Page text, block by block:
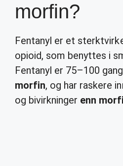
morfin?
Fentanyl er et
opioid, som benyttes i
Fentanyl er 75–100
morfin, og har raskere
og bivirkninger enn